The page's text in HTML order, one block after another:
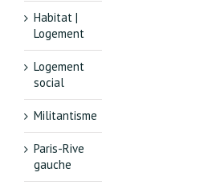
Habitat |
Logement
Logement
social
Militantisme
Paris-Rive
gauche